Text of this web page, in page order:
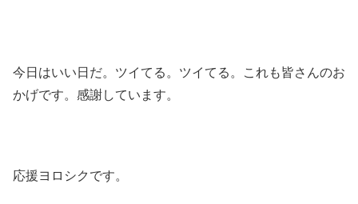
今日はいい日だ。ツイてる。ツイてる。これも皆さんのお
かげです。感謝しています。
応援ヨロシクです。